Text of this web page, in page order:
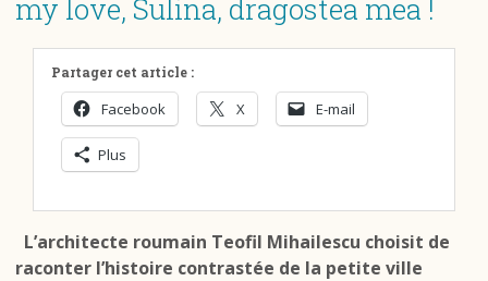
my love, Sulina, dragostea mea !
Partager cet article :
Facebook X E-mail
Plus
L’architecte roumain Teofil Mihailescu choisit de
raconter l’histoire contrastée de la petite ville